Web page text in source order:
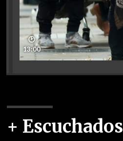
🕑
13:00
+ Escuchados